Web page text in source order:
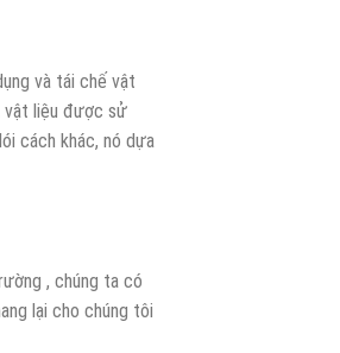
và tái chế vật
vật liệu được sử
cách khác, nó dựa
, chúng ta có
lại cho chúng tôi